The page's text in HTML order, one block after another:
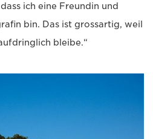
ich eine Freundin und
bin. Das ist grossartig, weil
bleibe.“